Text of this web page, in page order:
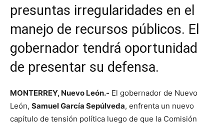
presuntas irregularidades en el
manejo de recursos públicos. El
gobernador tendrá oportunidad
de presentar su defensa.
MONTERREY, Nuevo León.- El gobernador de Nuevo
León, Samuel García Sepúlveda, enfrenta un nuevo
capítulo de tensión política luego de que la Comisión